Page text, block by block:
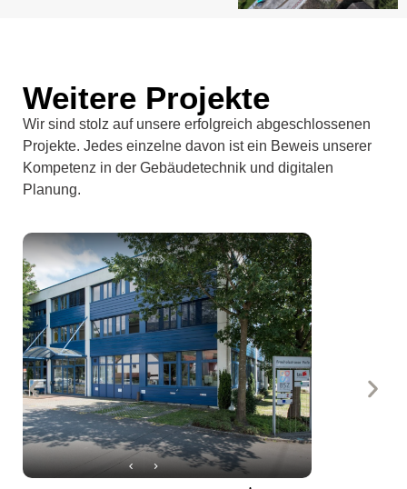
Weitere Projekte
Wir sind stolz auf unsere erfolgreich abgeschlossenen
Projekte. Jedes einzelne davon ist ein Beweis unserer
Kompetenz in der Gebäudetechnik und digitalen
Planung.